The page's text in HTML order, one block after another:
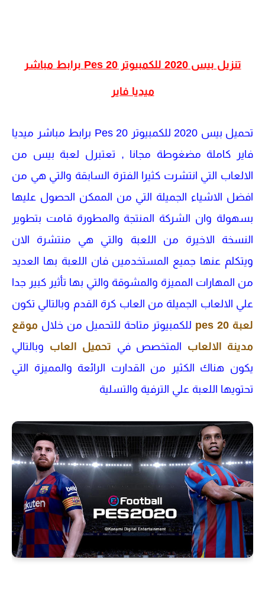
تنزيل بيس 2020 للكمبيوتر Pes 20 برابط مباشر
ميديا فاير
تحميل بيس 2020 للكمبيوتر Pes 20 برابط مباشر ميديا
فاير كاملة مضغوطة مجانا , تعتبرل لعبة بيس من
الالعاب التي انتشرت كثيرا الفترة السابقة والتي هي من
افضل الاشياء الجميلة التي من الممكن الحصول عليها
بسهولة وان الشركة المنتجة والمطورة قامت بتطوير
النسخة الاخيرة من اللعبة والتي هي منتشرة الان
ويتكلم عنها جميع المستخدمين فان اللعبة بها العديد
من المهارات المميزة والمشوقة والتي بها تأثير كبير جدا
علي الالعاب الجميلة من العاب كرة القدم وبالتالي تكون
لعبة pes 20
للكمبيوتر متاحة للتحميل من خلال موقع
مدينة الالعاب المتخصص في تحميل العاب وبالتالي
يكون هناك الكثير من القدارت الرائعة والمميزة التي
تحتويها اللعبة علي الترفية والتسلية